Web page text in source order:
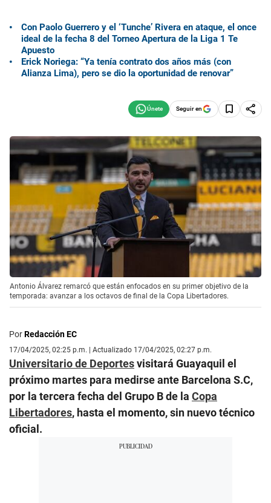
Con Paolo Guerrero y el ‘Tunche’ Rivera en ataque, el once
ideal de la fecha 8 del Torneo Apertura de la Liga 1 Te
Apuesto
Erick Noriega: “Ya tenía contrato dos años más (con
Alianza Lima), pero se dio la oportunidad de renovar”
Seguir en
Antonio Álvarez remarcó que están enfocados en su primer objetivo de la
temporada: avanzar a los octavos de final de la Copa Libertadores.
PorRedacción EC
17/04/2025, 02:25 p.m. | Actualizado 17/04/2025, 02:27 p.m.
Universitario de Deportesvisitará Guayaquil el
próximo martes para medirse ante Barcelona S.C,
por la tercera fecha del Grupo B de la Copa
Libertadores, hasta el momento, sin nuevo técnico
oficial.